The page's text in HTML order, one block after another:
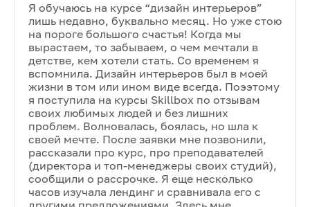
Я обучаюсь на курсе “дизайн интерьеров”
лишь недавно, буквально месяц. Но уже стою
на пороге большого счастья! Когда мы
вырастаем, то забываем, о чем мечтали в
детстве, кем хотели стать. Со временем я
вспомнила. Дизайн интерьеров был в моей
жизни в том или ином виде всегда. Поээтому
я поступила на курсы Skillbox по отзывам
своих любимых людей и без лишних
проблем. Волновалась, боялась, но шла к
своей мечте. После заявки мне позвонили,
рассказали про курс, про преподавателей
(директора и топ-менеджеры своих студий),
сообщили о рассрочке. Я еще несколько
часов изучала лендинг и сравнивала его с